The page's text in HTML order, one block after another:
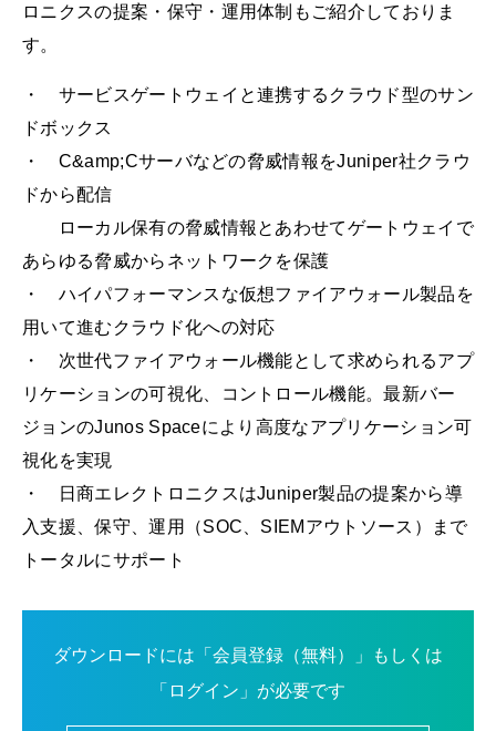
ロニクスの提案・保守・運用体制もご紹介しておりま
す。
・ サービスゲートウェイと連携するクラウド型のサン
ドボックス
・ C&amp;Cサーバなどの脅威情報をJuniper社クラウ
ドから配信
ローカル保有の脅威情報とあわせてゲートウェイで
あらゆる脅威からネットワークを保護
・ ハイパフォーマンスな仮想ファイアウォール製品を
用いて進むクラウド化への対応
・ 次世代ファイアウォール機能として求められるアプ
リケーションの可視化、コントロール機能。最新バー
ジョンのJunos Spaceにより高度なアプリケーション可
視化を実現
・ 日商エレクトロニクスはJuniper製品の提案から導
入支援、保守、運用（SOC、SIEMアウトソース）まで
トータルにサポート
ダウンロードには「会員登録（無料）」もしくは
「ログイン」が必要です